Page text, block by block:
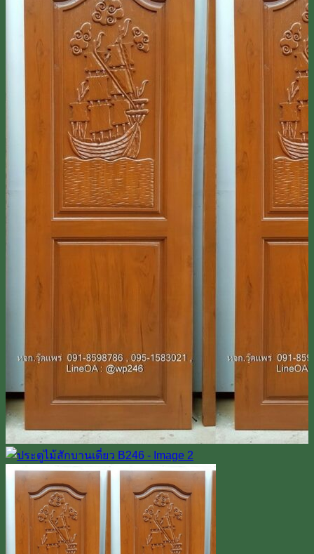
โชว์รูมสินค้า
เตาอบไม้สัก
เกรดไม้สัก
เกี่ยวกับเรา
ค่าทำสี
การขนส่ง
บทความ
สินค้าโปรโมชั่น
ผลงานติดตั้งจริง / รีวิว
ติดต่อเรา